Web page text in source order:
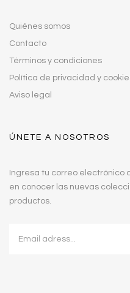
Quiénes somos
Contacto
Términos y condiciones
Política de privacidad y
Aviso legal
ÚNETE A NOSOTROS
Ingresa tu correo electrónico
en conocer las nuevas
productos.